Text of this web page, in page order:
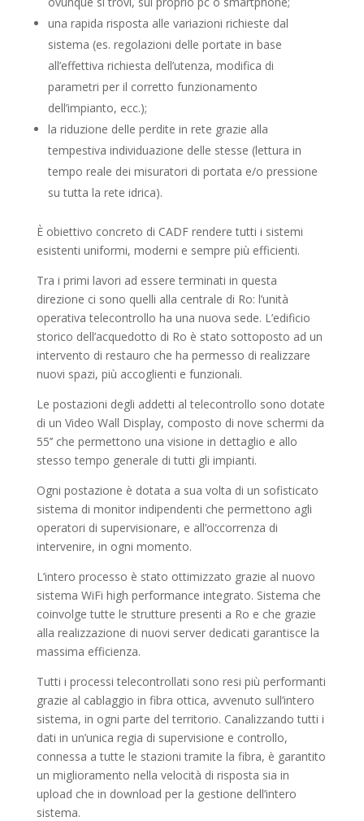
una rapida risposta alle variazioni richieste dal
sistema (es. regolazioni delle portate in base
all’effettiva richiesta dell’utenza, modifica di
parametri per il corretto funzionamento
dell’impianto, ecc.);
la riduzione delle perdite in rete grazie alla
tempestiva individuazione delle stesse (lettura in
tempo reale dei misuratori di portata e/o pressione
su tutta la rete idrica).
È obiettivo concreto di CADF rendere tutti i sistemi
esistenti uniformi, moderni e sempre più efficienti.
Tra i primi lavori ad essere terminati in questa
direzione ci sono quelli alla centrale di Ro: l’unità
operativa telecontrollo ha una nuova sede. L’edificio
storico dell’acquedotto di Ro è stato sottoposto ad un
intervento di restauro che ha permesso di realizzare
nuovi spazi, più accoglienti e funzionali.
Le postazioni degli addetti al telecontrollo sono dotate
di un Video Wall Display, composto di nove schermi da
55’’ che permettono una visione in dettaglio e allo
stesso tempo generale di tutti gli impianti.
Ogni postazione è dotata a sua volta di un sofisticato
sistema di monitor indipendenti che permettono agli
operatori di supervisionare, e all’occorrenza di
intervenire, in ogni momento.
L’intero processo è stato ottimizzato grazie al nuovo
sistema WiFi high performance integrato. Sistema che
coinvolge tutte le strutture presenti a Ro e che grazie
alla realizzazione di nuovi server dedicati garantisce la
massima efficienza.
Tutti i processi telecontrollati sono resi più performanti
grazie al cablaggio in fibra ottica, avvenuto sull’intero
sistema, in ogni parte del territorio. Canalizzando tutti i
dati in un’unica regia di supervisione e controllo,
connessa a tutte le stazioni tramite la fibra, è garantito
un miglioramento nella velocità di risposta sia in
upload che in download per la gestione dell’intero
sistema.